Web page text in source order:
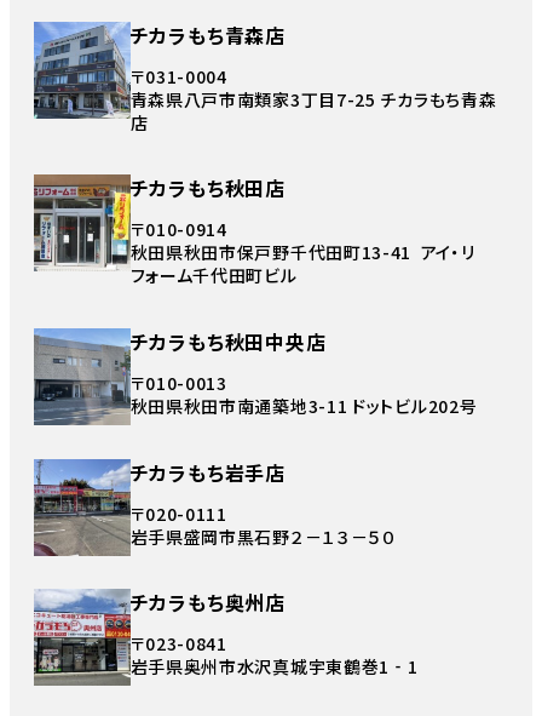
チカラもち青森店
〒031-0004
青森県八戸市南類家3丁目7-25 チカラもち青森
店
チカラもち秋田店
〒010-0914
秋田県秋田市保戸野千代田町13-41 アイ・リ
フォーム千代田町ビル
チカラもち秋田中央店
〒010-0013
秋田県秋田市南通築地3-11 ドットビル202号
チカラもち岩手店
〒020-0111
岩手県盛岡市黒石野２－１３－５０
チカラもち奥州店
〒023-0841
岩手県奥州市水沢真城宇東鶴巻1‐1